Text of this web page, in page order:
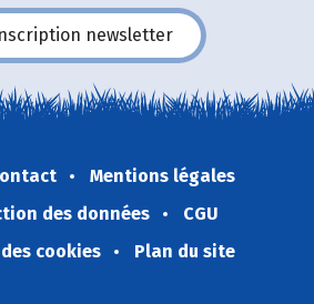
newsletter
Mentions légales
des données
CGU
cookies
Plan du site